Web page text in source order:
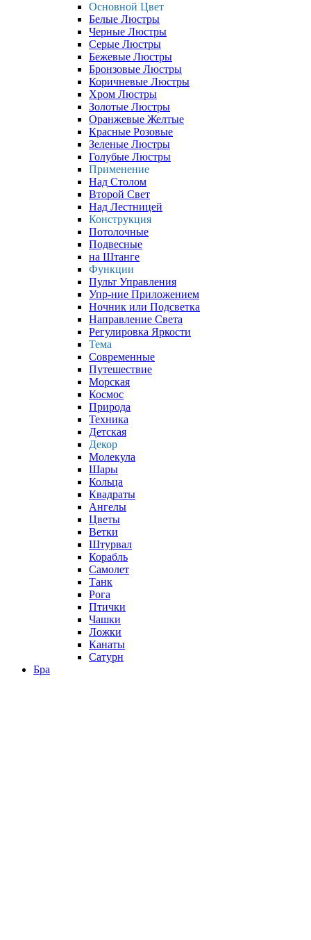
Основной Цвет
Белые Люстры
Черные Люстры
Серые Люстры
Бежевые Люстры
Бронзовые Люстры
Коричневые Люстры
Хром Люстры
Золотые Люстры
Оранжевые Желтые
Красные Розовые
Зеленые Люстры
Голубые Люстры
Применение
Над Столом
Второй Свет
Над Лестницей
Конструкция
Потолочные
Подвесные
на Штанге
Функции
Пульт Управления
Упр-ние Приложением
Ночник или Подсветка
Направление Света
Регулировка Яркости
Тема
Современные
Путешествие
Морская
Космос
Природа
Техника
Детская
Декор
Молекула
Шары
Кольца
Квадраты
Ангелы
Цветы
Ветки
Штурвал
Корабль
Самолет
Танк
Рога
Птички
Чашки
Ложки
Канаты
Сатурн
Бра